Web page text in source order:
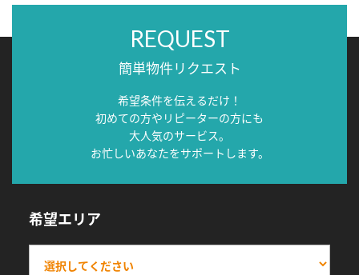
REQUEST
簡単物件リクエスト
希望条件を伝えるだけ！
初めての方やリピーターの方にも
大人気のサービス。
お忙しいあなたをサポートします。
希望エリア